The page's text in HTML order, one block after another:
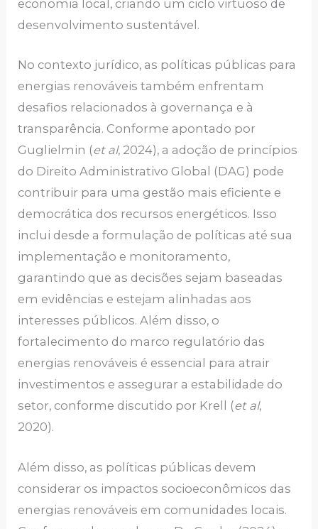
economia local, criando um ciclo virtuoso de
desenvolvimento sustentável.
No contexto jurídico, as políticas públicas para
energias renováveis também enfrentam
desafios relacionados à governança e à
transparência. Conforme apontado por
Guglielmin (et al, 2024), a adoção de princípios
do Direito Administrativo Global (DAG) pode
contribuir para uma gestão mais eficiente e
democrática dos recursos energéticos. Isso
inclui desde a formulação de políticas até sua
implementação e monitoramento,
garantindo que as decisões sejam baseadas
em evidências e estejam alinhadas aos
interesses públicos. Além disso, o
fortalecimento do marco regulatório das
energias renováveis é essencial para atrair
investimentos e assegurar a estabilidade do
setor, conforme discutido por Krell (et al,
2020).
Além disso, as políticas públicas devem
considerar os impactos socioeconômicos das
energias renováveis em comunidades locais.